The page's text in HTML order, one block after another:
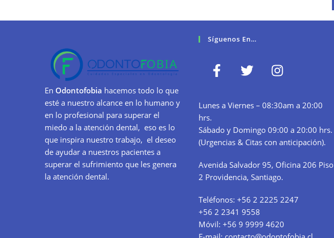
En Odontofobia hacemos todo lo que
esté a nuestro alcance en lo humano y
en lo profesional para superar el
miedo a la atención dental, eso es lo
que inspira nuestro trabajo, el deseo
de ayudar a nuestros pacientes a
superar el sufrimiento que les genera
la atención dental.
Síguenos En…
Lunes a Viernes – 08:30am a 20:00
hrs.
Sábado y Domingo 09:00 a 20:00 hrs.
(Urgencias & Citas con anticipación).
Avenida Salvador 95, Oficina 206 Piso
2 Providencia, Santiago.
Teléfonos: +56 2 2225 2247
+56 2 2341 9558
Móvil: +56 9 9999 4620